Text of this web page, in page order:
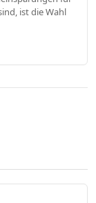
ist die Wahl